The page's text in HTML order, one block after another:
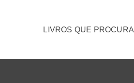
LIVROS QUE PROCURA